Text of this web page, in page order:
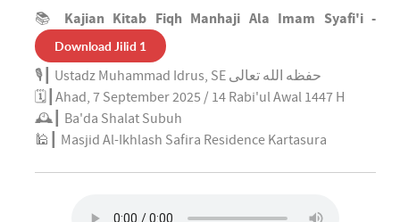
📚 Kajian Kitab Fiqh Manhaji Ala Imam Syafi'i -
Download Jilid 1
🎙┃ Ustadz Muhammad Idrus, SE حفظه الله تعالى
🗓┃Ahad, 7 September 2025 / 14 Rabi'ul Awal 1447 H
🕰┃ Ba'da Shalat Subuh
🕌┃ Masjid Al-Ikhlash Safira Residence Kartasura